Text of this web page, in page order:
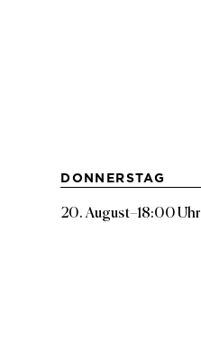
DONNERSTAG
20. August–18:00 Uhr